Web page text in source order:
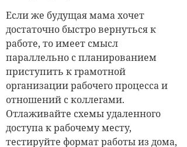
Если же будущая мама хочет
достаточно быстро вернуться к
работе, то имеет смысл
параллельно с планированием
приступить к грамотной
организации рабочего процесса и
отношений с коллегами.
Отлаживайте схемы удаленного
доступа к рабочему месту,
тестируйте формат работы из дома,